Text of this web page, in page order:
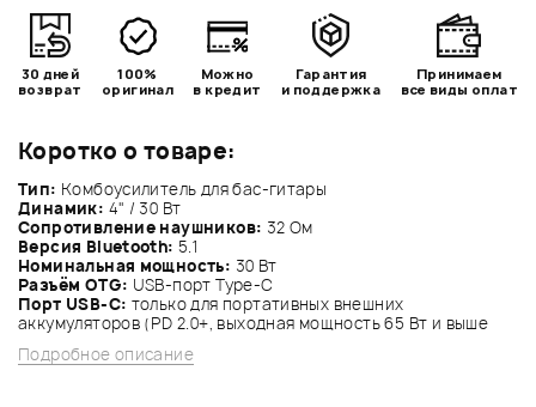
Коротко о товаре:
Тип: Комбоусилитель для бас-гитары
Динамик: 4" / 30 Вт
Сопротивление наушников: 32 Ом
Версия Bluetooth:5.1
Номинальная мощность: 30 Вт
Разъём OTG: USB-порт Type-C
Порт USB-C: только для портативных внешних
аккумуляторов (PD 2.0+, выходная мощность 65 Вт и выше
Подробное описание
30 дней
возврат
100%
оригинал
Можно
в кредит
Гарантия
и поддержка
Принимаем
все виды оплат